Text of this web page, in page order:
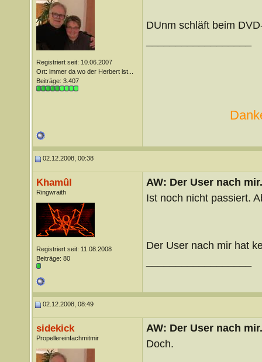
Registriert seit: 10.06.2007
Ort: immer da wo der Herbert ist...
Beiträge: 3.407
DUnm schläft beim
02.12.2008, 00:38
Khamûl
Ringwraith
Registriert seit: 11.08.2008
Beiträge: 80
AW: Der User nach
Ist noch nicht passiert.
Der User nach mir hat
02.12.2008, 08:49
sidekick
Propellereinfachmitmir
AW: Der User nach
Doch.